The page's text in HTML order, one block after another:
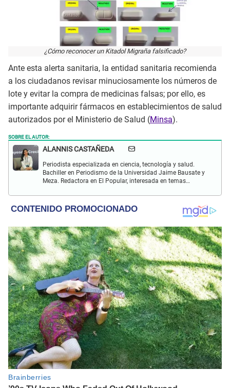
¿Cómo reconocer un Kitadol Migraña falsificado?
Ante esta alerta sanitaria, la entidad sanitaria recomienda
a los ciudadanos revisar minuciosamente los números de
lote y evitar la compra de medicinas falsas; por ello, es
importante adquirir fármacos en establecimientos de salud
autorizados por el Ministerio de Salud (Minsa).
SOBRE EL AUTOR:
ALANNIS CASTAÑEDA
Periodista especializada en ciencia, tecnología y salud.
Bachiller en Periodismo de la Universidad Jaime Bausate y
Meza. Redactora en El Popular, interesada en temas
astronómicos, hallazgos y más.